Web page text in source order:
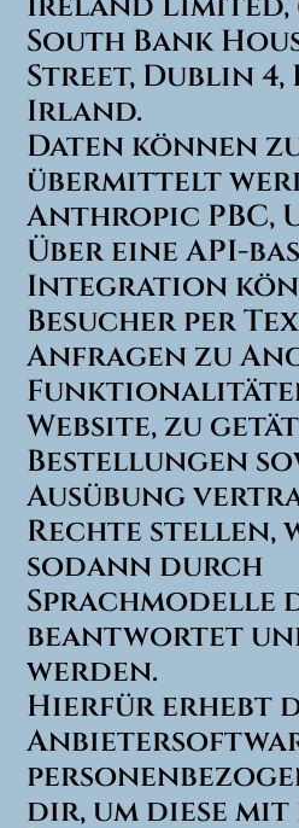
South Bank
Street, Dublin 4,
Irland.
Daten können
übermittelt
Anthropic PBC,
Über eine API-
Integration
Besucher per
Anfragen zu
Website, zu
Bestellungen
Ausübung
Rechte stellen,
sodann durch
Sprachmodelle
beantwortet
werden.
Hierfür erhebt
dir, um diese